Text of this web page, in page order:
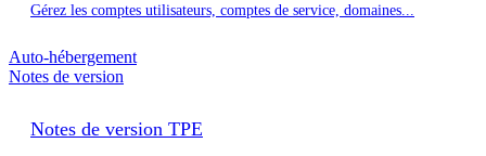
Gérez les comptes utilisateurs, comptes de service, domaines...
Auto-hébergement
Notes de version
Notes de version TPE